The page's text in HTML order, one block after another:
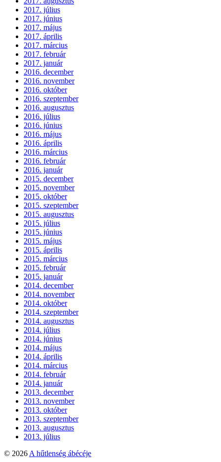
2017. július
2017. június
2017. május
2017. április
2017. március
2017. február
2017. január
2016. december
2016. november
2016. október
2016. szeptember
2016. augusztus
2016. július
2016. június
2016. május
2016. április
2016. március
2016. február
2016. január
2015. december
2015. november
2015. október
2015. szeptember
2015. augusztus
2015. július
2015. június
2015. május
2015. április
2015. március
2015. február
2015. január
2014. december
2014. november
2014. október
2014. szeptember
2014. augusztus
2014. július
2014. június
2014. május
2014. április
2014. március
2014. február
2014. január
2013. december
2013. november
2013. október
2013. szeptember
2013. augusztus
2013. július
© 2026 A hűtlenség ábécéje